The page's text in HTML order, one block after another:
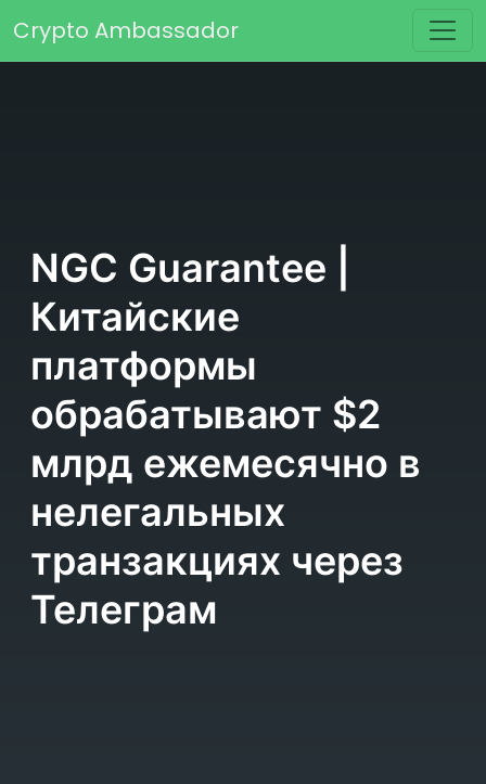
Основная навигация
Crypto Ambassador
NGC Guarantee |
Китайские
платформы
обрабатывают $2
млрд ежемесячно в
нелегальных
транзакциях через
Телеграм